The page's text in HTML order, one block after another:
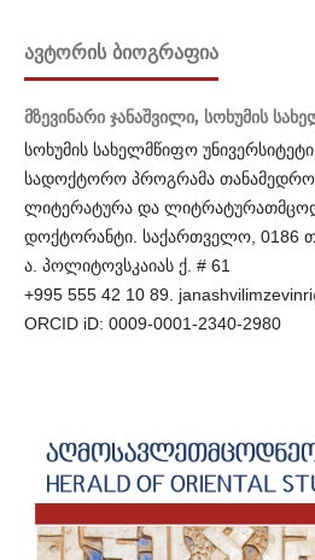
ᲐᲕᲢᲝᲠᲘᲡ ᲑᲘᲝᲒᲠᲐᲤᲘᲐ
მზევინარი ჯანაშვილი, სოხუმის
სოხუმის სახელმწიფო უნივერსიტეტი
სადოქტორო პროგრამა
ლიტერატურა და
დოქტორანტი. საქართველო, 0186
ა. პოლიტოვსკაიას ქ. # 61
+995 555 42 10 89.
ORCID iD: 0009-0001-2340-2980